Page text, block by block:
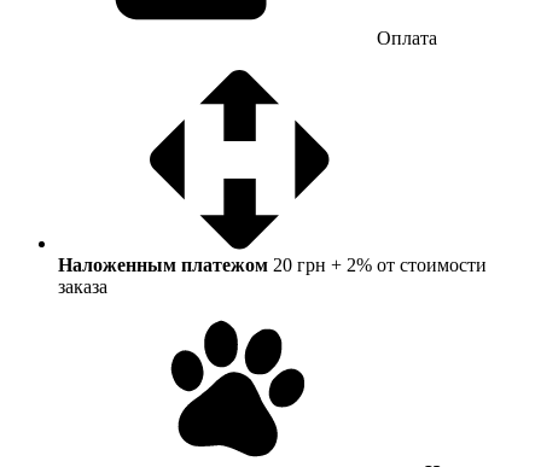
Оплата
Наложенным платежом 20 грн + 2% от стоимости
заказа